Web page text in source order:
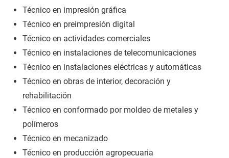
Técnico en impresión gráfica
Técnico en preimpresión digital
Técnico en actividades comerciales
Técnico en instalaciones de telecomunicaciones
Técnico en instalaciones eléctricas y automáticas
Técnico en obras de interior, decoración y
rehabilitación
Técnico en conformado por moldeo de metales y
polímeros
Técnico en mecanizado
Técnico en producción agropecuaria